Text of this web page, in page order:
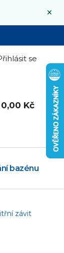
×
se
0,00 Kč
bazénu
závit